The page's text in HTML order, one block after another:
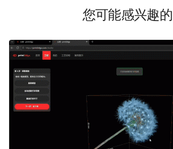
您可能感兴趣的